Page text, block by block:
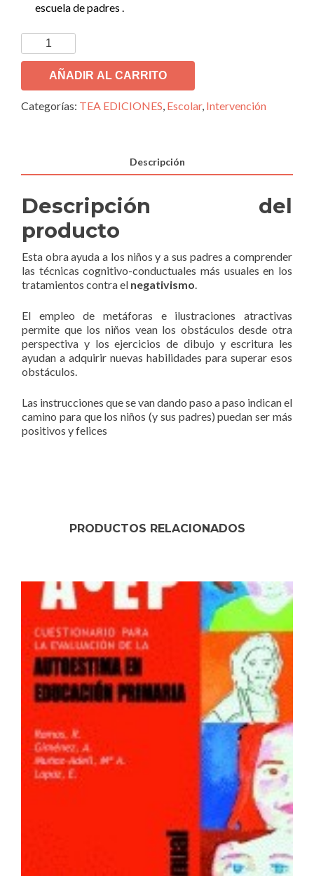
escuela de padres .
AÑADIR AL CARRITO
Categorías: TEA EDICIONES, Escolar, Intervención
Descripción
Descripción del
producto
Esta obra ayuda a los niños y a sus padres a comprender
las técnicas cognitivo-conductuales más usuales en los
tratamientos contra el negativismo.
El empleo de metáforas e ilustraciones atractivas
permite que los niños vean los obstáculos desde otra
perspectiva y los ejercicios de dibujo y escritura les
ayudan a adquirir nuevas habilidades para superar esos
obstáculos.
Las instrucciones que se van dando paso a paso indican el
camino para que los niños (y sus padres) puedan ser más
positivos y felices
PRODUCTOS RELACIONADOS